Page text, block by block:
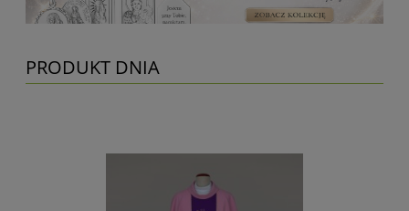
PRODUKT DNIA